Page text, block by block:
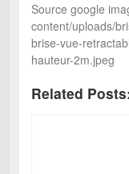
Source google
content/uploads/
brise-vue-
hauteur-2m.jpeg
Related